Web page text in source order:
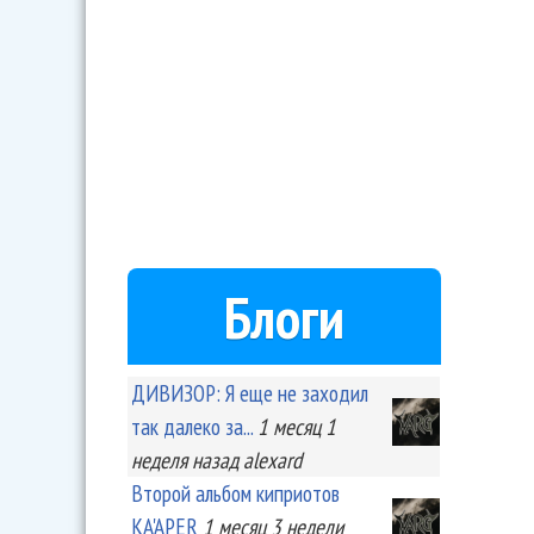
Блоги
ДИВИЗОР: Я еще не заходил
так далеко за... 1 месяц 1
неделяназад alexard
Второй альбом киприотов
KA'APER 1 месяц 3 недели